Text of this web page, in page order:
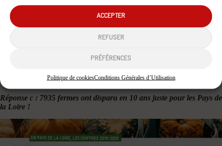
ACCEPTER
REFUSER
PRÉFÉRENCES
Politique de cookiesConditions Générales d’Utilisation
QUESTION 6 : Entre 2010 et 2020, combien de fermes ont
disparu en Pays de la Loire ?
a. 23
Réponse c : 7935 fermes ont disparu en 10 ans juste pour les Pays de
la Loire !